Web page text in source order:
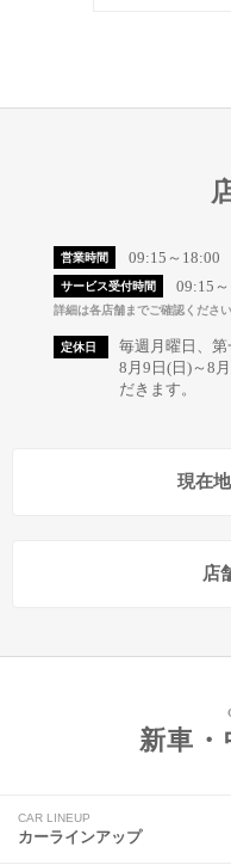
営業時間 09:15～18:00
サービス受付時間 09:15
詳細は各店舗までご確認ください
定休日
毎週月曜日、第
8月9日(日)～8
だきます。
現在
店
新車
CAR LINEUP
カーラインアップ